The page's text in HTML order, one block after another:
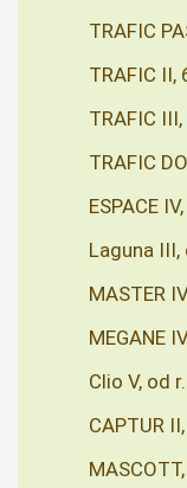
TRAFIC
TRAFIC II,
TRAFIC
TRAFIC
ESPACE
Laguna III,
MASTER
MEGANE
Clio V, od
CAPTUR